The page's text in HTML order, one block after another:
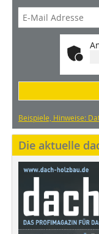
Beispiele, Hinweise:
Die aktuelle